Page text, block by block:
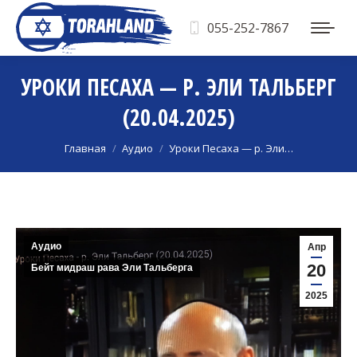
055-252-7867
УРОКИ ПЕСАХА — Р. ЭЛИ ТАЛЬБЕРГ
(20.04.2025)
Вы здесь:
Главная Аудио Уроки Песаха — р. Эли…
Апр
20
2025
Аудио
Бейт мидраш рава Эли Тальберга